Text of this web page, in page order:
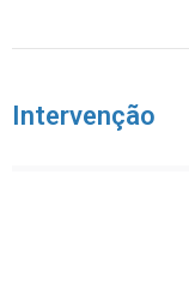
Intervenção
Projecto Rua